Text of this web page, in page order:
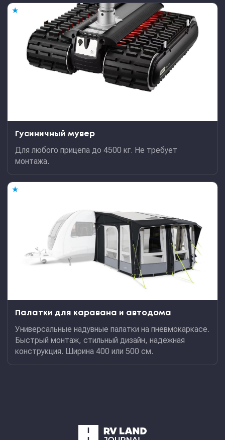
★
Гусиничный мувер
Для любого прицепа до 4500 кг. Не требует
монтажа.
★
Палатки для каравана и автодома
Универсальные надувные палатки на пневмокаркасе.
Быстрый монтаж, стильный дизайн, надежная
конструкция. Ширина 400 или 500 см.